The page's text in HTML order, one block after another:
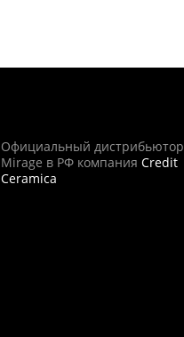
Официальный дистрибьютор
Mirage в РФ компания Credit
Ceramica